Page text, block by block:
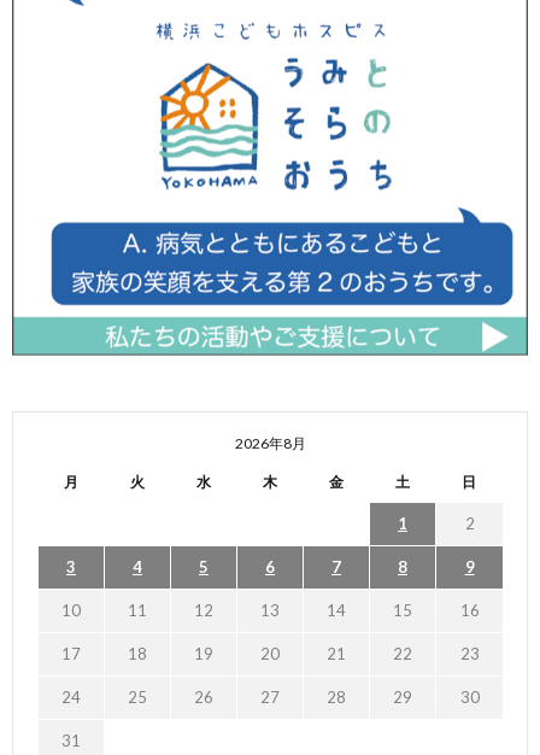
2026年8月
月 火 水 木 金 土 日
1 2
3 4 5 6 7 8 9
10 11 12 13 14 15 16
17 18 19 20 21 22 23
24 25 26 27 28 29 30
31